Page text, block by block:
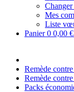
Mes
Liste
Panier0 0,00
Remède
Remède
Packs